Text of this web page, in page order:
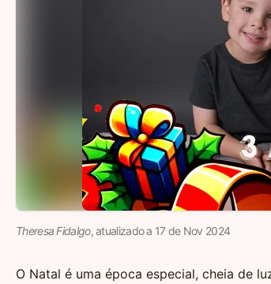
Theresa Fidalgo, atualizado a 17de Nov 2024
O Natal é uma época especial, cheia de